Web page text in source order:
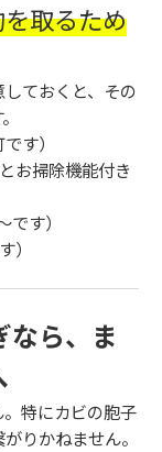
取るため
ておくと、その
す）
お掃除機能付き
です）
）
なら、ま
特にカビの胞子
りかねません。